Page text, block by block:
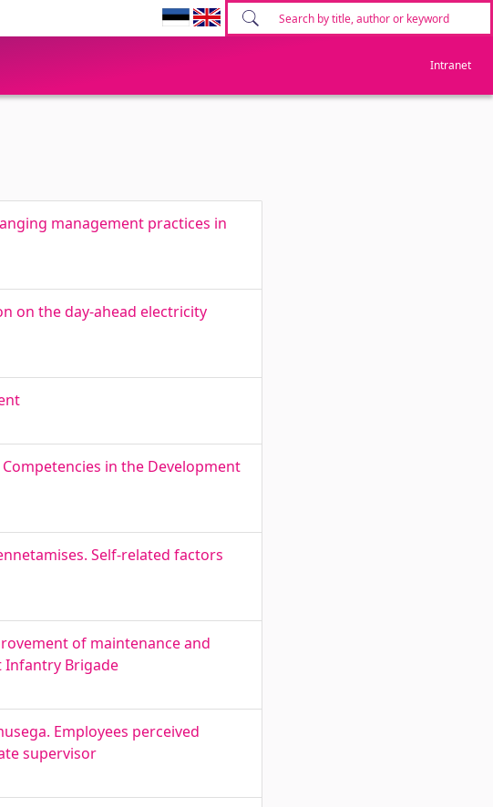
Intranet
management practices in
on the day-ahead electricity
in the Development
Self-related factors
of maintenance and
Infantry Brigade
Employees perceived
supervisor